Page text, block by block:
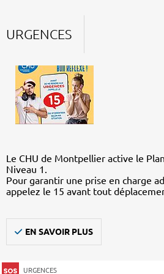
URGENCES
Le CHU de Montpellier active le
Niveau 1.
Pour garantir une prise en charge
appelez le 15 avant tout
EN SAVOIR PLUS
URGENCES